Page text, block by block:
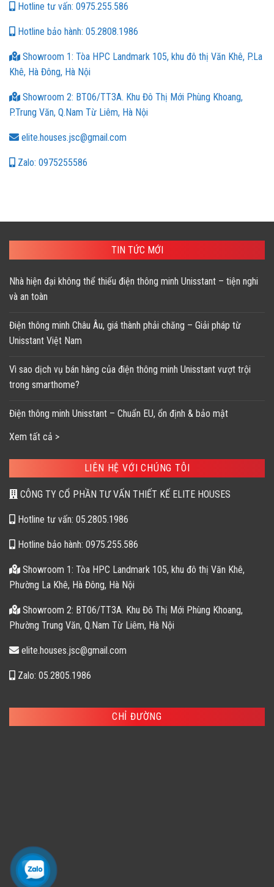
Hotline tư vấn: 0975.255.586
Hotline bảo hành: 05.2808.1986
Showroom 1: Tòa HPC Landmark 105, khu đô thị Văn Khê, P.La
Khê, Hà Đông, Hà Nội
Showroom 2: BT06/TT3A. Khu Đô Thị Mới Phùng Khoang,
P.Trung Văn, Q.Nam Từ Liêm, Hà Nội
elite.houses.jsc@gmail.com
Zalo: 0975255586
TIN TỨC MỚI
Nhà hiện đại không thể thiếu điện thông minh Unisstant – tiện nghi
và an toàn
Điện thông minh Châu Âu, giá thành phải chăng – Giải pháp từ
Unisstant Việt Nam
Vì sao dịch vụ bán hàng của điện thông minh Unisstant vượt trội
trong smarthome?
Điện thông minh Unisstant – Chuẩn EU, ổn định & bảo mật
Xem tất cả >
LIÊN HỆ VỚI CHÚNG TÔI
CÔNG TY CỔ PHẦN TƯ VẤN THIẾT KẾ ELITE HOUSES
Hotline tư vấn: 05.2805.1986
Hotline bảo hành: 0975.255.586
Showroom 1: Tòa HPC Landmark 105, khu đô thị Văn Khê,
Phường La Khê, Hà Đông, Hà Nội
Showroom 2: BT06/TT3A. Khu Đô Thị Mới Phùng Khoang,
Phường Trung Văn, Q.Nam Từ Liêm, Hà Nội
elite.houses.jsc@gmail.com
Zalo: 05.2805.1986
CHỈ ĐƯỜNG